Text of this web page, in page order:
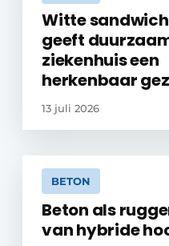
Witte
geeft
ziekenhuis een
herkenbaar
13 juli 2026
BETON
Beton als
van hybride